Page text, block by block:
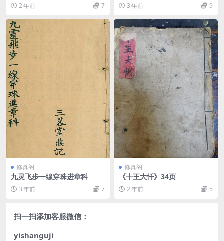
2 年前 7 3 年前 9
修真阁
九灵飞步一缐穿珠进章科
3 年前 7
修真阁
《十王大忏》34页
2 年前 5
扫一扫添加客服微信：
yishanguji